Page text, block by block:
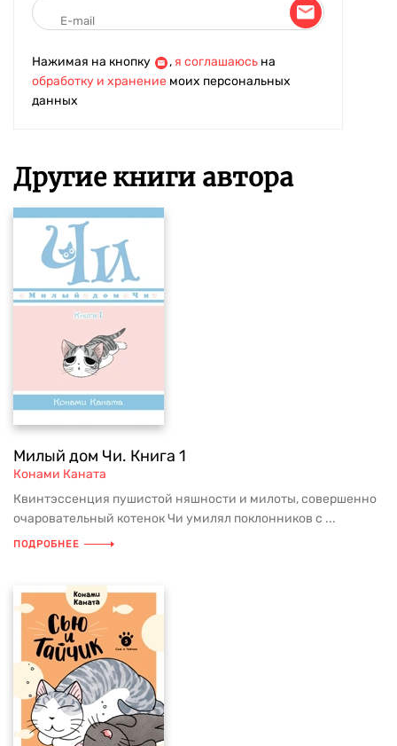
Нажимая на кнопку , я соглашаюсь на
обработку и хранение моих персональных
данных
Другие книги автора
Милый дом Чи. Книга 1
Конами Каната
Квинтэссенция пушистой няшности и милоты, совершенно
очаровательный котенок Чи умилял поклонников с ...
ПОДРОБНЕЕ